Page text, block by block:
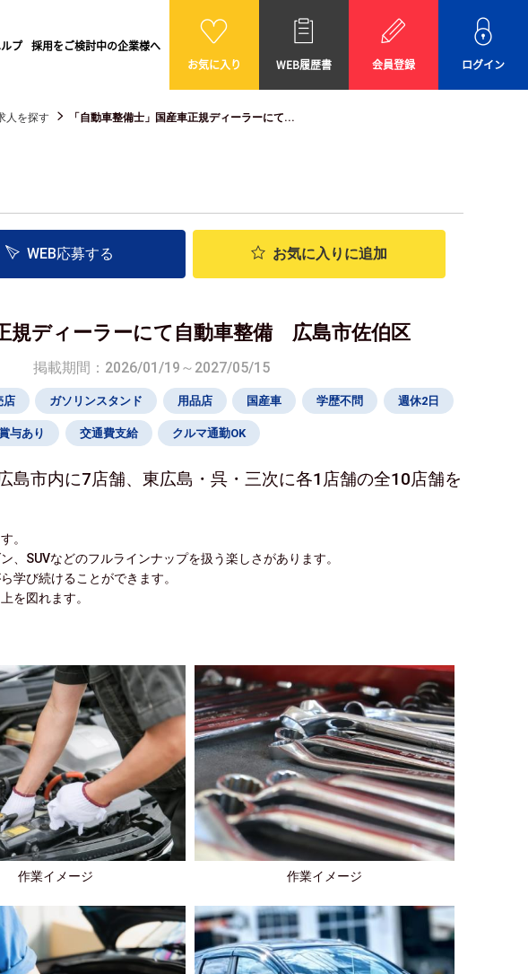
プ 採用をご検討中の企業様へ
お気に入り
WEB履歴書 会員登録 ログイン
人を探す 「自動車整備士」国産車正規ディーラーにて...
WEB応募する お気に入り に追加
規ディーラーにて自動車整備 広島市佐伯区
掲載期間：2026/01/19～2027/05/15
店 ガソリンスタンド 用品店 国産車 学歴不問 週休2日
与あり 交通費支給 クルマ通勤OK
島市内に7店舗、東広島・呉・三次に各1店舗の全10店舗を
。
、SUVなどのフルラインナップを扱う楽しさがあります。
学び続けることができます。
を図れます。
作業イメージ 作業イメージ